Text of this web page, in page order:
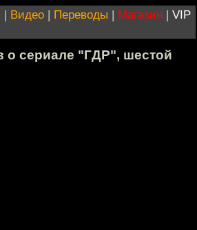
| Видео | Переводы | Магазин | VIP
о сериале "ГДР", шестой